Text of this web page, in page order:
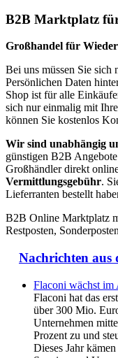
B2B Marktplatz
Großhandel für
Bei uns müssen Sie
Persönlichen Daten
Shop ist für alle
sich nur einmalig mit
können Sie kostenlos
Wir sind unabhängig
günstigen B2B
Großhändler direkt
Vermittlungsgebühr.
Lieferranten bestellt
B2B Online Marktplatz
Restposten,
Nachrichten aus
Flaconi wächst im
Flaconi hat das
über 300 Mio.
Unternehmen
Prozent zu und
Dieses Jahr